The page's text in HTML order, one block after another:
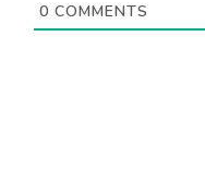
0 COMMENTS